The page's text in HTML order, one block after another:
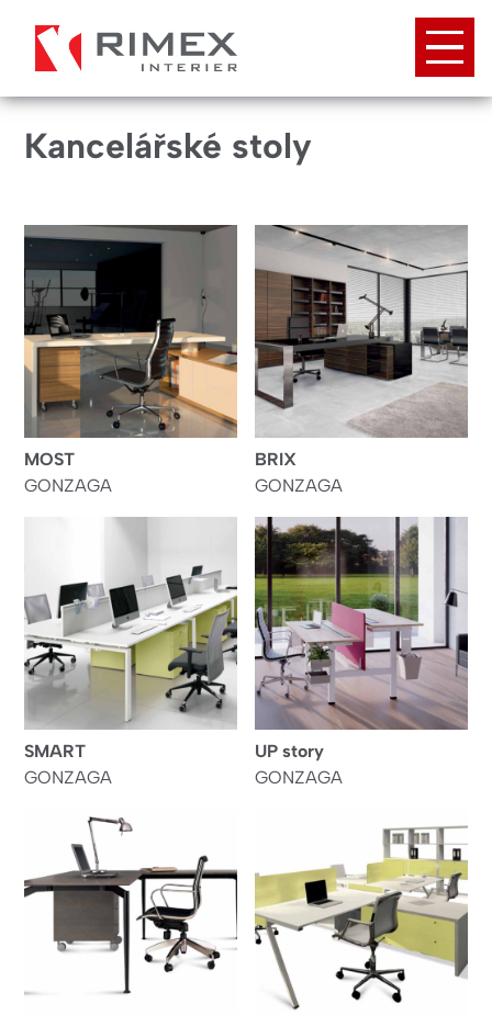
hlavnímu
obsahu
Kancelářské stoly
MOST
GONZAGA
BRIX
GONZAGA
SMART
GONZAGA
UP story
GONZAGA